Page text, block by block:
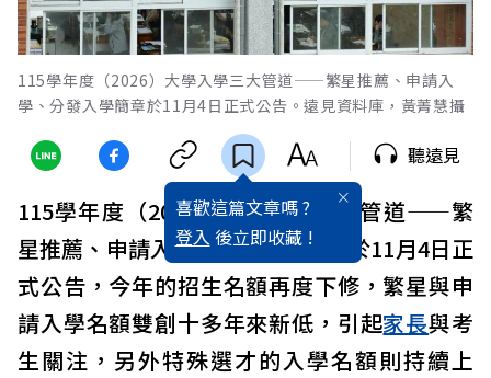
115學年度（2026）大學入學三大管道——繁星推薦、申請入
學、分發入學簡章於11月4日正式公告。遠見資料庫，黃菁慧攝
喜歡這篇文章嗎 ?
登入 後立即收藏 !
聽遠見
115學年度（2026）大學入學三大管道——繁
星推薦、申請入學、分發入學簡章於11月4日正
式公告，今年的招生名額再度下修，繁星與申
請入學名額雙創十多年來新低，引起家長與考
生關注，另外特殊選才的入學名額則持續上